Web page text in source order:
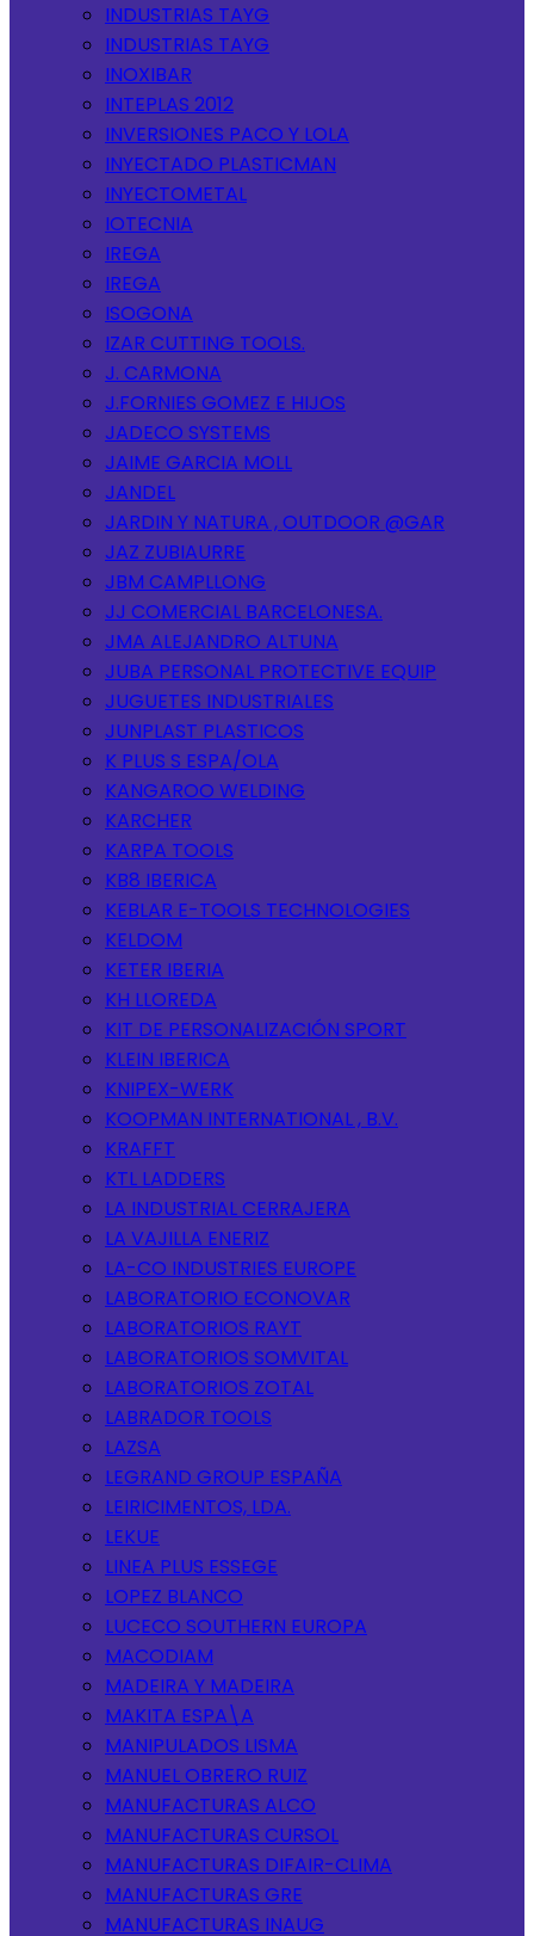
INDUSTRIAS TAYG
INDUSTRIAS TAYG
INOXIBAR
INTEPLAS 2012
INVERSIONES PACO Y LOLA
INYECTADO PLASTICMAN
INYECTOMETAL
IOTECNIA
IREGA
IREGA
ISOGONA
IZAR CUTTING TOOLS.
J. CARMONA
J.FORNIES GOMEZ E HIJOS
JADECO SYSTEMS
JAIME GARCIA MOLL
JANDEL
JARDIN Y NATURA , OUTDOOR @GAR
JAZ ZUBIAURRE
JBM CAMPLLONG
JJ COMERCIAL BARCELONESA.
JMA ALEJANDRO ALTUNA
JUBA PERSONAL PROTECTIVE EQUIP
JUGUETES INDUSTRIALES
JUNPLAST PLASTICOS
K PLUS S ESPA/OLA
KANGAROO WELDING
KARCHER
KARPA TOOLS
KB8 IBERICA
KEBLAR E-TOOLS TECHNOLOGIES
KELDOM
KETER IBERIA
KH LLOREDA
KIT DE PERSONALIZACIÓN SPORT
KLEIN IBERICA
KNIPEX-WERK
KOOPMAN INTERNATIONAL , B.V.
KRAFFT
KTL LADDERS
LA INDUSTRIAL CERRAJERA
LA VAJILLA ENERIZ
LA-CO INDUSTRIES EUROPE
LABORATORIO ECONOVAR
LABORATORIOS RAYT
LABORATORIOS SOMVITAL
LABORATORIOS ZOTAL
LABRADOR TOOLS
LAZSA
LEGRAND GROUP ESPAÑA
LEIRICIMENTOS, LDA.
LEKUE
LINEA PLUS ESSEGE
LOPEZ BLANCO
LUCECO SOUTHERN EUROPA
MACODIAM
MADEIRA Y MADEIRA
MAKITA ESPA\A
MANIPULADOS LISMA
MANUEL OBRERO RUIZ
MANUFACTURAS ALCO
MANUFACTURAS CURSOL
MANUFACTURAS DIFAIR-CLIMA
MANUFACTURAS GRE
MANUFACTURAS INAUG